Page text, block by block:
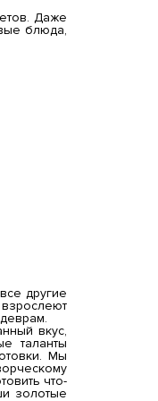
Даже
блюда,
другие
взрослеют
вкус,
таланты
Мы
что-
золотые